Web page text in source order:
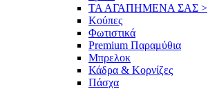
ΤΑ ΑΓΑΠΗΜΕΝΑ ΣΑΣ >
Κούπες
Φωτιστικά
Premium Παραμύθια
Μπρελοκ
Κάδρα & Κορνίζες
Πάσχα